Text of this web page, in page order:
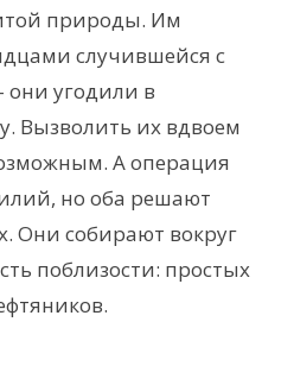
природы. Им
случившейся с
они угодили в
Вызволить их вдвоем
А операция
но оба решают
Они собирают вокруг
поблизости: простых